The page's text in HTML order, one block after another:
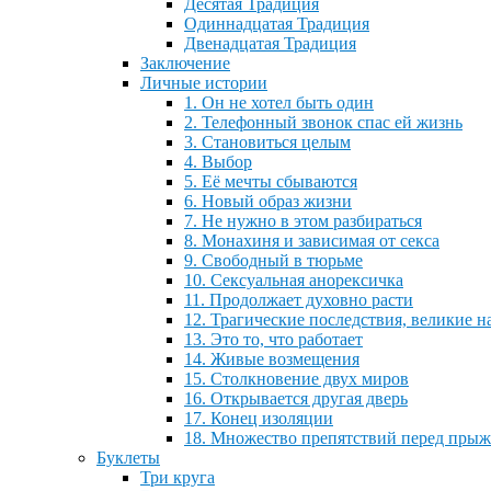
Десятая Традиция
Одиннадцатая Традиция
Двенадцатая Традиция
Заключение
Личные истории
1. Он не хотел быть один
2. Телефонный звонок спас ей жизнь
3. Становиться целым
4. Выбор
5. Её мечты сбываются
6. Новый образ жизни
7. Не нужно в этом разбираться
8. Монахиня и зависимая от секса
9. Свободный в тюрьме
10. Сексуальная анорексичка
11. Продолжает духовно расти
12. Трагические последствия, великие
13. Это то, что работает
14. Живые возмещения
15. Столкновение двух миров
16. Открывается другая дверь
17. Конец изоляции
18. Множество препятствий перед
Буклеты
Три круга